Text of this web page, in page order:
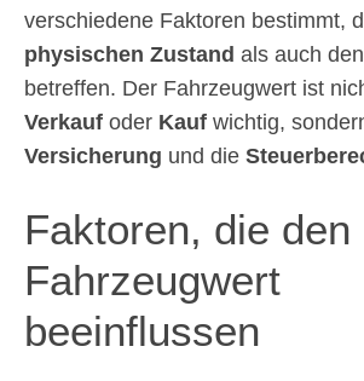
verschiedene Faktoren bestimmt,
physischen Zustand als auch den
betreffen. Der Fahrzeugwert ist
Verkauf oder Kauf wichtig,
Versicherung und die
Faktoren, die den
Fahrzeugwert
beeinflussen